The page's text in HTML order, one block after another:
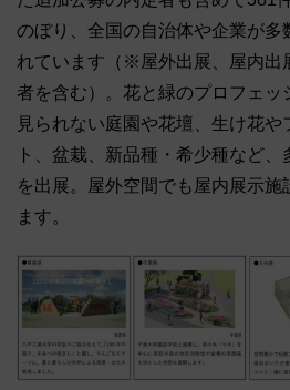
のぼり、全国の自治体や企業が多
れています（※屋外出展、屋内出
者を含む）。花と緑のプロフェ
見られない庭園や花壇、生け花や
ト、盆栽、新品種・希少種など
を出展。屋外空間でも屋内展示施
ます。